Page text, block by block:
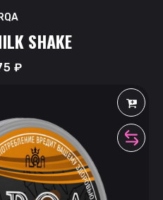
SHAKE
₽